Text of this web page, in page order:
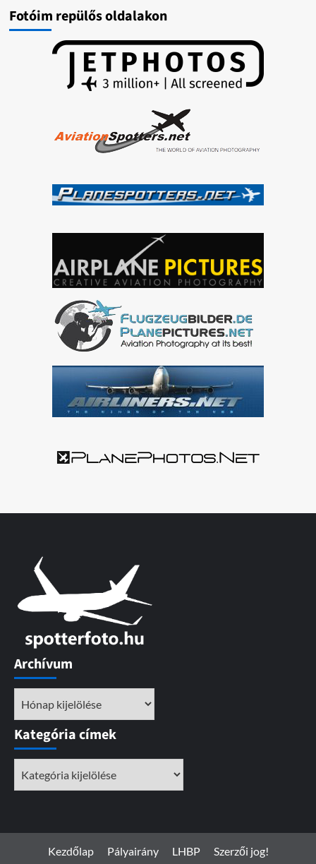
Fotóim repülős oldalakon
Archívum
Kategória címek
Kezdőlap Pályairány LHBP Szerzői jog!